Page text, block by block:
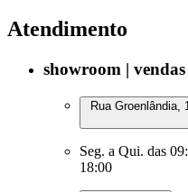
Atendimento
showroom |
Rua Groenlândia,
Seg. a Qui. das
18:00